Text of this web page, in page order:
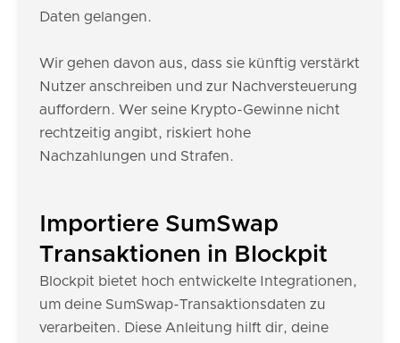
Daten gelangen.
Wir gehen davon aus, dass sie künftig verstärkt
Nutzer anschreiben und zur Nachversteuerung
auffordern. Wer seine Krypto-Gewinne nicht
rechtzeitig angibt, riskiert hohe
Nachzahlungen und Strafen.
Importiere SumSwap
Transaktionen in Blockpit
Blockpit bietet hoch entwickelte Integrationen,
um deine SumSwap-Transaktionsdaten zu
verarbeiten. Diese Anleitung hilft dir, deine